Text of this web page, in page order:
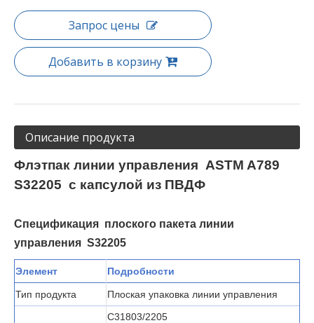
Запрос цены
Добавить в корзину
Описание продукта
Флэтпак линии управления ASTM A789
S32205 с капсулой из ПВДФ
Спецификация плоского пакета линии
управления S32205
Элемент Подробности
Тип продукта Плоская упаковка линии управления
С31803/2205